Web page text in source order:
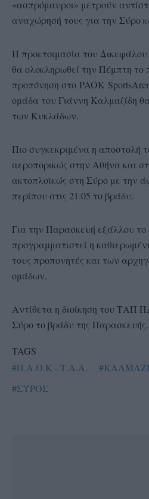
«ασπρόμαυροι» μετρούν
αναχώρησή τους για την Σύρο
Η προετοιμασία του
θα ολοκληρωθεί την Πέμπτη το
προπόνηση στο PAOK
ομάδα του Γιάννη Καλμαζίδη
των Κυκλάδων.
Πιο συγκεκριμένα η αποστολή
αεροπορικώς στην Αθήνα και
ακτοπλοϊκώς στη Σύρο με την
περίπου στις 21:05 το βράδυ.
Για την Παρασκευή εξάλλου το
προγραμματιστεί η
τους προπονητές και των
ομάδων.
Αντίθετα η διοίκηση του ΤΑΠ
Σύρο το βράδυ της Παρασκευής.
TAGS
#Π.Α.Ο.Κ - Τ.Α.Α.
#ΣΥΡΟΣ